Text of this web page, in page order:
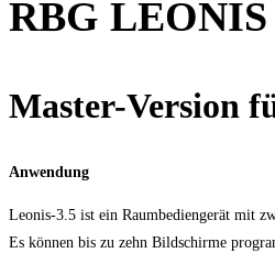
RBG LEONIS
Master-Version
Anwendung
Leonis-3.5 ist ein Raumbediengerät mit
Es können bis zu zehn Bildschirme